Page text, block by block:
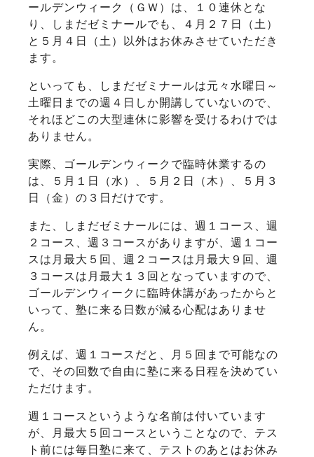
ールデンウィーク（ＧＷ）は、１０連休とな
り、しまだゼミナールでも、４月２７日（土）
と５月４日（土）以外はお休みさせていただき
ます。
といっても、しまだゼミナールは元々水曜日～
土曜日までの週４日しか開講していないので、
それほどこの大型連休に影響を受けるわけでは
ありません。
実際、ゴールデンウィークで臨時休業するの
は、５月１日（水）、５月２日（木）、５月３
日（金）の３日だけです。
また、しまだゼミナールには、週１コース、週
２コース、週３コースがありますが、週１コー
スは月最大５回、週２コースは月最大９回、週
３コースは月最大１３回となっていますので、
ゴールデンウィークに臨時休講があったからと
いって、塾に来る日数が減る心配はありませ
ん。
例えば、週１コースだと、月５回まで可能なの
で、その回数で自由に塾に来る日程を決めてい
ただけます。
週１コースというような名前は付いています
が、月最大５回コースということなので、テス
ト前には毎日塾に来て、テストのあとはお休み